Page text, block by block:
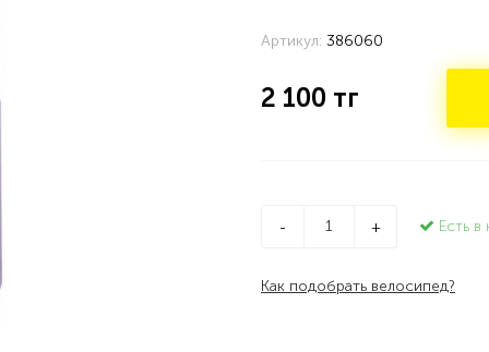
Артикул: 386060
2 100 тг
- + Есть в
Как подобрать велосипед?